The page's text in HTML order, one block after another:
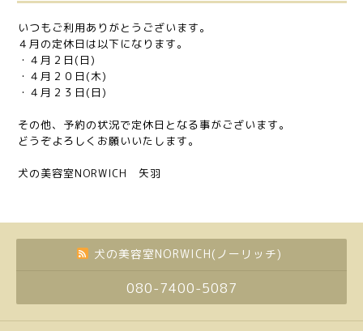
いつもご利用ありがとうございます。
４月の定休日は以下になります。
・４月２日(日)
・４月２０日(木)
・４月２３日(日)
その他、予約の状況で定休日となる事がございます。
どうぞよろしくお願いいたします。
犬の美容室NORWICH 矢羽
犬の美容室NORWICH(ノーリッチ)
080-7400-5087